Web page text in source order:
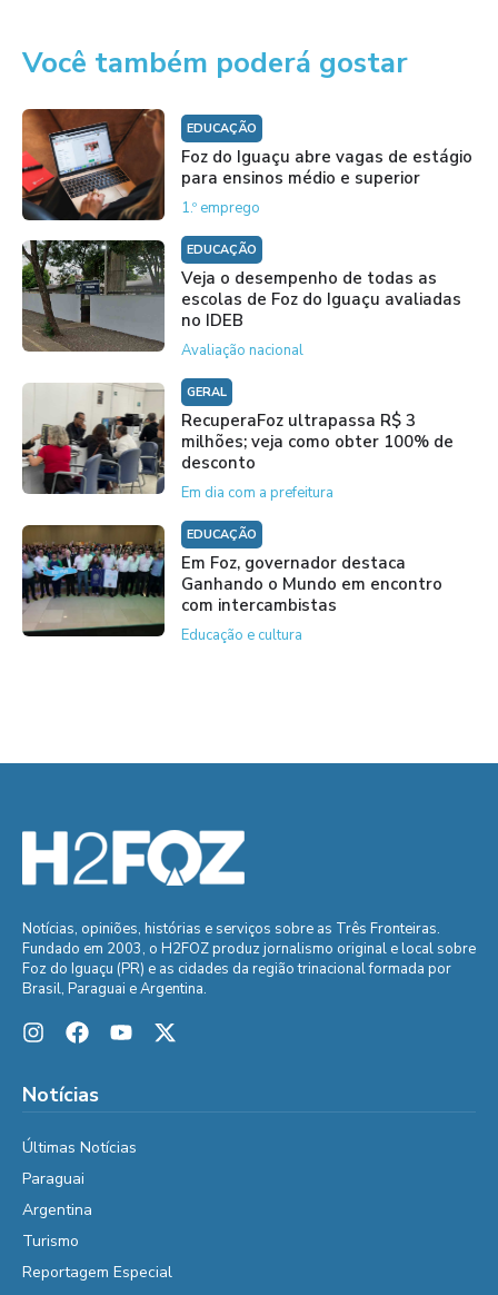
Você também poderá gostar
EDUCAÇÃO
Foz do Iguaçu abre vagas de estágio
para ensinos médio e superior
1.º emprego
EDUCAÇÃO
Veja o desempenho de todas as
escolas de Foz do Iguaçu avaliadas
no IDEB
Avaliação nacional
GERAL
RecuperaFoz ultrapassa R$ 3
milhões; veja como obter 100% de
desconto
Em dia com a prefeitura
EDUCAÇÃO
Em Foz, governador destaca
Ganhando o Mundo em encontro
com intercambistas
Educação e cultura
Notícias, opiniões, histórias e serviços sobre as Três Fronteiras.
Fundado em 2003, o H2FOZ produz jornalismo original e local sobre
Foz do Iguaçu (PR) e as cidades da região trinacional formada por
Brasil, Paraguai e Argentina.
Notícias
Últimas Notícias
Paraguai
Argentina
Turismo
Reportagem Especial